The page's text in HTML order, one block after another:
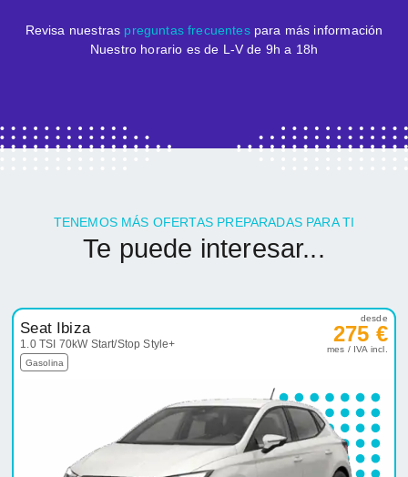
Revisa nuestras preguntas frecuentespara más información
Nuestro horario es de L-V de 9h a 18h
TENEMOS MÁS OFERTAS PREPARADAS PARA TI
Te puede interesar...
Seat Ibiza
1.0 TSI 70kW Start/Stop Style+
Gasolina
desde
275 €
mes / IVA incl.